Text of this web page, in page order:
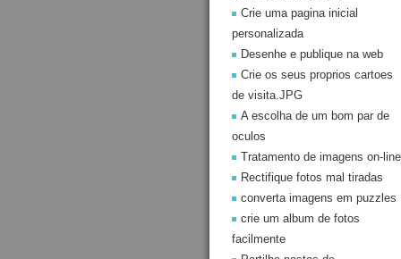
Crie uma pagina inicial
personalizada
Desenhe e publique na web
Crie os seus proprios cartoes
de visita.JPG
A escolha de um bom par de
oculos
Tratamento de imagens on-line
Rectifique fotos mal tiradas
converta imagens em puzzles
crie um album de fotos
facilmente